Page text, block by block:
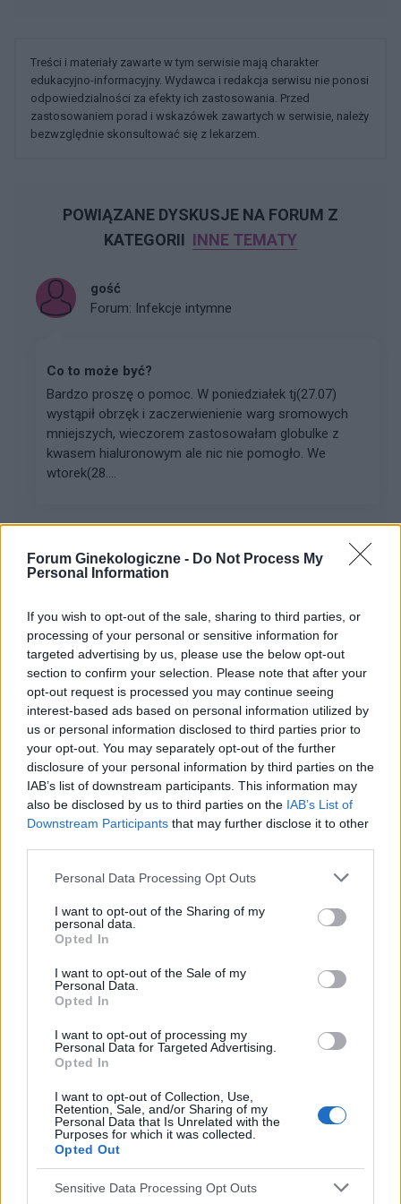
Forum Ginekologiczne - Do Not Process My
Personal Information
If you wish to opt-out of the sale, sharing to third parties, or
processing of your personal or sensitive information for
targeted advertising by us, please use the below opt-out
section to confirm your selection. Please note that after your
opt-out request is processed you may continue seeing
interest-based ads based on personal information utilized by
us or personal information disclosed to third parties prior to
your opt-out. You may separately opt-out of the further
disclosure of your personal information by third parties on the
IAB’s list of downstream participants. This information may
also be disclosed by us to third parties on the IAB’s List of
Downstream Participants that may further disclose it to other
Personal Data Processing Opt Outs
I want to opt-out of the Sharing of my
personal data.
Opted In
I want to opt-out of the Sale of my
Personal Data.
Opted In
I want to opt-out of processing my
Personal Data for Targeted Advertising.
Opted In
I want to opt-out of Collection, Use,
Retention, Sale, and/or Sharing of my
Personal Data that Is Unrelated with the
Purposes for which it was collected.
Opted Out
Sensitive Data Processing Opt Outs
Treści i materiały zawarte w tym serwisie mają charakter
edukacyjno-informacyjny. Wydawca i redakcja serwisu nie ponosi
odpowiedzialności za efekty ich zastosowania. Przed
zastosowaniem porad i wskazówek zawartych w serwisie, należy
bezwzględnie skonsultować się z lekarzem.
POWIĄZANE DYSKUSJE NA FORUM Z
KATEGORII INNE TEMATY
gość
Forum: Infekcje intymne
Co to może być?
Bardzo proszę o pomoc. W poniedziałek tj(27.07)
wystąpił obrzęk i zaczerwienienie warg sromowych
mniejszych, wieczorem zastosowałam globulke z
kwasem hialuronowym ale nic nie pomogło. We
wtorek(28....
Forum:Infekcje intymne
Otarcia, podrażnienia
Hej, jestem w ostatnim dniu owulacji. Za 13 dni okres.
Dziś strasznie podrażniłam sobie chodząc okolice
intymne. Czy to przez objaw infekcji? Mam strasznie
opuchnięte wejście do pochwy i takie otarci...
AmeliaM2112
Forum:Infekcje intymne
Dziwne kropki na główce penisa mojego chłopaka
Witam , zauważyłam dziwne białe kropki na główce
penisa mojego chłopaka , ja mam 19 lat a on 20 , on
twierdzi że ma je od zawsze , przesyłam zdjęcie jego
penisa na którym widać te kropki
gość
Od jakiegoś dłuższego czasu mam zaczerwieniona
skórę pomiędzy pośladkami. Czy to odparzenie,
grzybica? Nie boli, nie swędzi, czasami zbiera się
biaława wydzielina.